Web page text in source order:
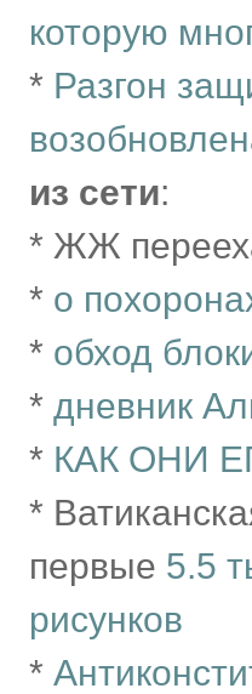
которую
* Разгон
из сети:
* ЖЖ
* о
* обход
* дневник
* КАК ОНИ
*
первые 5.5
рисунков
*